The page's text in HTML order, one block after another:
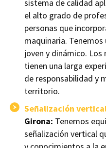
sistema de calidad
el alto grado de
personas que
maquinaria.
joven y dinámico. Los
tienen una larga
de responsabilidad y
territorio.
Señalización
Girona: Tenemos
señalización vertical